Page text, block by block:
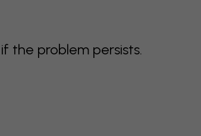
the problem persists.